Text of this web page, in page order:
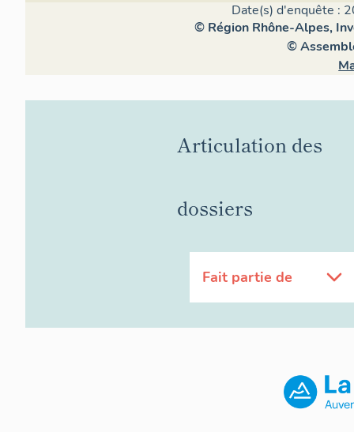
Date(s) d'enquête :
© Région Rhône-Alpes,
©
Articulation des
dossiers
Fait partie de